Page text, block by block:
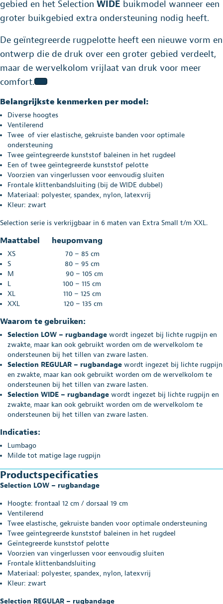
gebied en het Selection WIDE buikmodel wanneer een
groter buikgebied extra ondersteuning nodig heeft.
De geïntegreerde rugpelotte heeft een nieuwe vorm en
ontwerp die de druk over een groter gebied verdeelt,
maar de wervelkolom vrijlaat van druk voor meer
comfort.
Belangrijkste kenmerken per model:
Diverse hoogtes
Ventilerend
Twee of vier elastische, gekruiste banden voor optimale
ondersteuning
Twee geïntegreerde kunststof baleinen in het rugdeel
Een of twee geïntegreerde kunststof pelotte
Voorzien van vingerlussen voor eenvoudig sluiten
Frontale klittenbandsluiting (bij de WIDE dubbel)
Materiaal: polyester, spandex, nylon, latexvrij
Kleur: zwart
Selection serie is verkrijgbaar in 6 maten van Extra Small t/m XXL.
Maattabel heupomvang
XS 70 – 85 cm
S 80 – 95 cm
M 90 – 105 cm
L 100 – 115 cm
XL 110 – 125 cm
XXL 120 – 135 cm
Waarom te gebruiken:
Selection LOW – rugbandage wordt ingezet bij lichte rugpijn en
zwakte, maar kan ook gebruikt worden om de wervelkolom te
ondersteunen bij het tillen van zware lasten.
Selection REGULAR – rugbandage wordt ingezet bij lichte rugpijn
en zwakte, maar kan ook gebruikt worden om de wervelkolom te
ondersteunen bij het tillen van zware lasten.
Selection WIDE – rugbandage wordt ingezet bij lichte rugpijn en
zwakte, maar kan ook gebruikt worden om de wervelkolom te
ondersteunen bij het tillen van zware lasten.
Indicaties:
Lumbago
Milde tot matige lage rugpijn
Productspecificaties
Selection LOW – rugbandage
Hoogte: frontaal 12 cm / dorsaal 19 cm
Ventilerend
Twee elastische, gekruiste banden voor optimale ondersteuning
Twee geïntegreerde kunststof baleinen in het rugdeel
Geïntegreerde kunststof pelotte
Voorzien van vingerlussen voor eenvoudig sluiten
Frontale klittenbandsluiting
Materiaal: polyester, spandex, nylon, latexvrij
Kleur: zwart
Selection REGULAR – rugbandage